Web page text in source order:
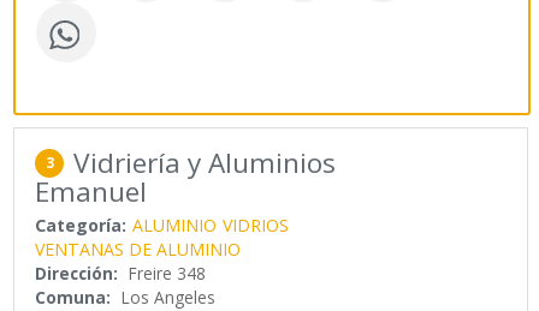
3 Vidriería y Aluminios
Emanuel
Categoría: ALUMINIO VIDRIOS
VENTANAS DE ALUMINIO
Dirección: Freire 348
Comuna: Los Angeles